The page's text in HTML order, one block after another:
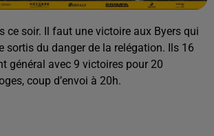
ce soir. Il faut une victoire aux Byers qui
sortis du danger de la relégation. Ils 16
général avec 9 victoires pour 20
coup d’envoi à 20h.